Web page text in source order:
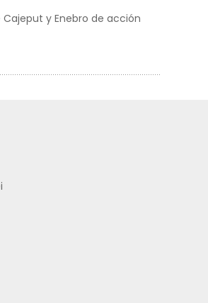
y Enebro de acción